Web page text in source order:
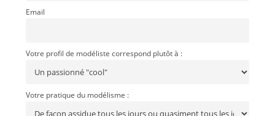
Email
Votre profil de modéliste correspond plutôt à :
Votre pratique du modélisme :